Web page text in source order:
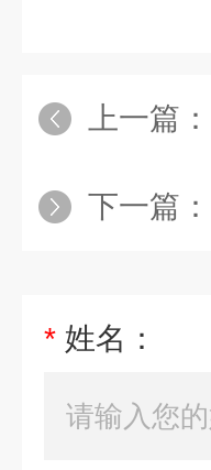
上一篇：
下一篇：
* 姓名：